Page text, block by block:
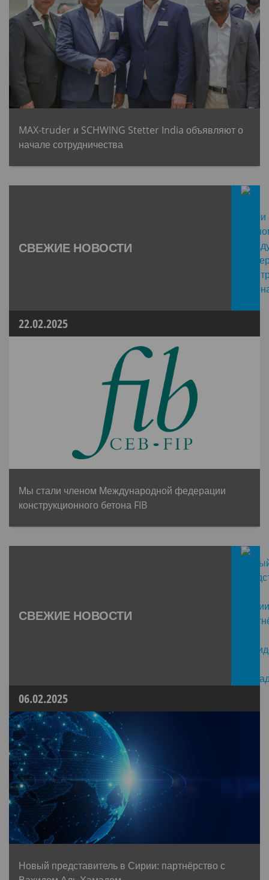
MAX-truder и SCHWING Stetter India объявляют о
начале сотрудничества
СВЕЖИЕ НОВОСТИ
22.02.2025
Мы стали членом Международной федерации
конструкционного бетона FIB
СВЕЖИЕ НОВОСТИ
06.02.2025
Новый представитель в Сирии: партнёрство с